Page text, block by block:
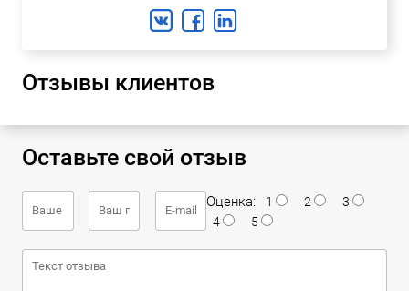
Отзывы клиентов
Оставьте свой отзыв
Оценка: 1 2
3
4
5